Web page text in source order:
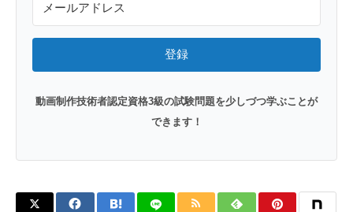
登録
動画制作技術者認定資格3級の試験問題を少しづつ学ぶことが
できます！